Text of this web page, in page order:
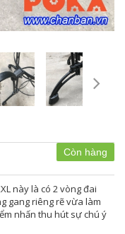
Còn hàng
này là có 2 vòng đai
gang riêng rẽ vừa làm
nhấn thu hút sự chú ý